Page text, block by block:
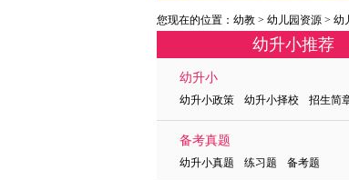
您现在的位置： 幼教 > 幼儿园资源 > 幼
幼升小推荐
幼升小
幼升小政策 幼升小择校 招生简
备考真题
幼升小真题 练习题 备考题